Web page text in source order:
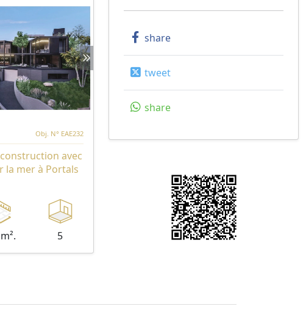
Obj. N° EAE232
avec
la mer à Portals
5
share
tweet
share